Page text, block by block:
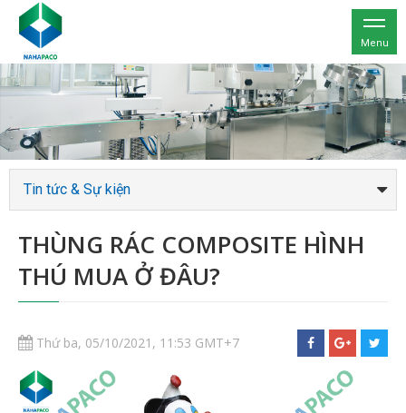
Menu
Tin tức & Sự kiện
THÙNG RÁC COMPOSITE HÌNH
THÚ MUA Ở ĐÂU?
Thứ ba, 05/10/2021, 11:53 GMT+7